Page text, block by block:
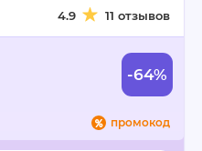
4.9 11 отзывов
-64%
промокод